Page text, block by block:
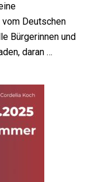
Deutschen
Bürgerinnen und
daran …